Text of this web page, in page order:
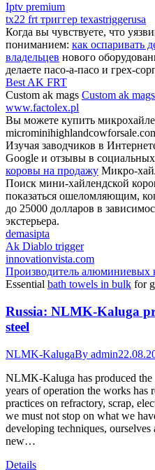
Iptv premium
tx22 frt триггер texastriggerusa
Когда вы чувствуете, что
пониманием: как оспаривать
владельцев нового
делаете пасо-а-пасо и грех-
Best AK FRT
Custom ak mags Custom ak mags
www.factolex.pl
Вы можете купить
Изучая заводчиков в
Google и отзывы в социальных
коровы на продажу Микро-
Поиск мини-хайлендской
показаться ошеломляющим,
до 25000 долларов в
экстерьера.
demasipta
Ak Diablo trigger
innovationvista.com
Производитель алюминиевых
Essential bath towels in bulk for
Russia: NLMK-Kaluga
steel
NLMK-KalugaBy admin
NLMK-Kaluga has produced
years of operation the works has
practices on refractory, scrap,
we must not stop on what we
developing techniques,
new…
Details